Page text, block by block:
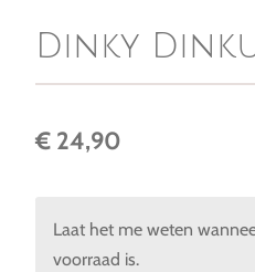
Dinky
€ 24,90
Laat het me weten
voorraad is.